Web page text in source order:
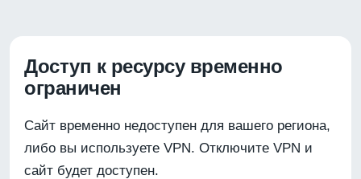
Доступ к ресурсу временно
ограничен
Сайт временно недоступен для вашего региона,
либо вы используете VPN. Отключите VPN и
сайт будет доступен.